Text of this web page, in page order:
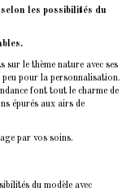
les possibilités du
le thème nature avec ses
pour la personnalisation.
font tout le charme de
épurés aux airs de
par vos soins.
du modèle avec